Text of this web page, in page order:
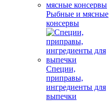
Рыбные и мясные
консервы
Специи,
приправы,
ингредиенты для
выпечки